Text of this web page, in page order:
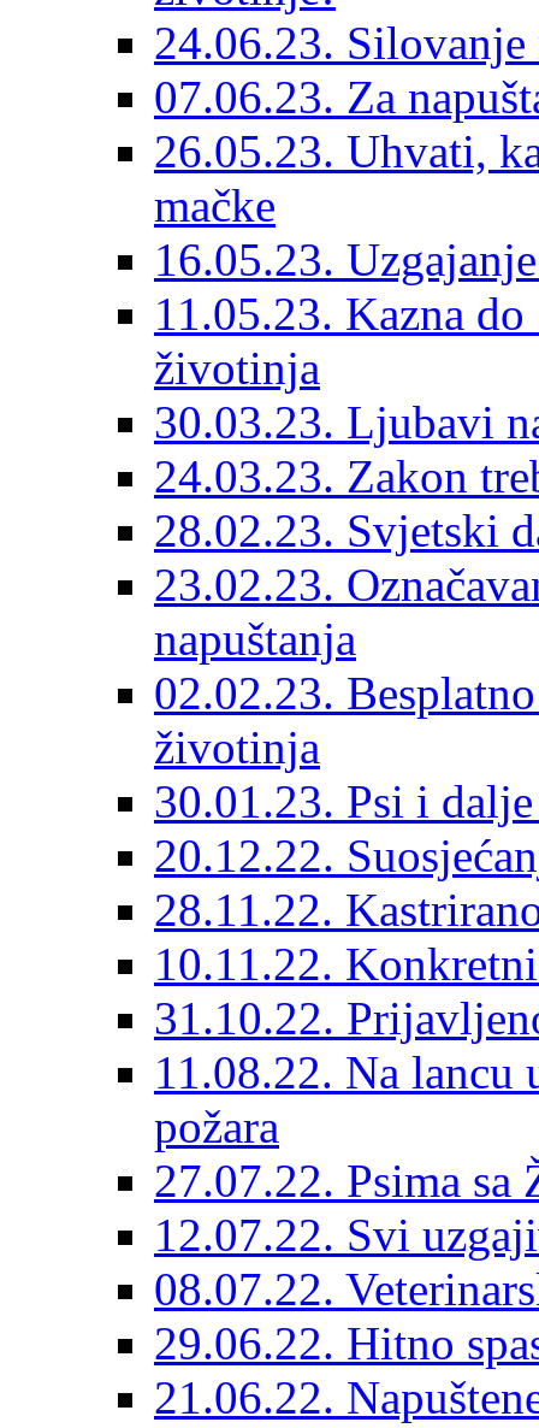
24.06.23.
07.06.23. Za
26.05.23. Uhvati,
mačke
16.05.23.
11.05.23. Kazna
životinja
30.03.23. Ljubavi
24.03.23. Zakon
28.02.23. Svjetski
23.02.23.
napuštanja
02.02.23.
životinja
30.01.23. Psi i
20.12.22.
28.11.22.
10.11.22.
31.10.22.
11.08.22. Na
požara
27.07.22. Psima sa
12.07.22. Svi
08.07.22.
29.06.22. Hitno
21.06.22.